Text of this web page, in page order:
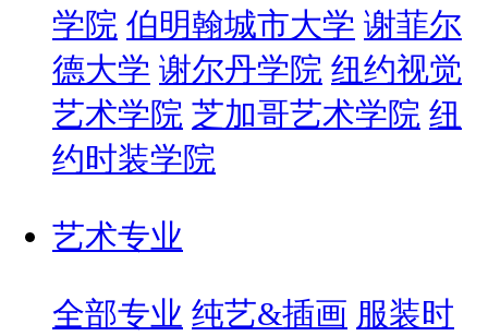
学院 伯明翰城市大学 谢菲尔
德大学 谢尔丹学院 纽约视觉
艺术学院 芝加哥艺术学院 纽
约时装学院
艺术专业
全部专业 纯艺&插画 服装时